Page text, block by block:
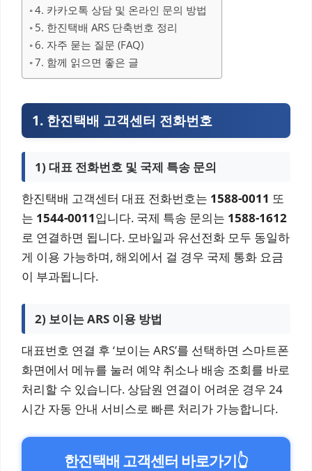
4. 카카오톡 상담 및 온라인 문의 방법
5. 한진택배 ARS 단축번호 정리
6. 자주 묻는 질문 (FAQ)
7. 함께 읽으면 좋은 글
1. 한진택배 고객센터 전화번호
1) 대표 전화번호 및 국제 특송 문의
한진택배 고객센터 대표 전화번호는 1588-0011 또
는 1544-0011입니다. 국제 특송 문의는 1588-1612
로 연결하면 됩니다. 모바일과 유선전화 모두 동일하
게 이용 가능하며, 해외에서 걸 경우 국제 통화 요금
이 부과됩니다.
2) 보이는 ARS 이용 방법
대표번호 연결 후 ‘보이는 ARS’를 선택하면 스마트폰
화면에서 메뉴를 눌러 예약 취소나 배송 조회를 바로
처리할 수 있습니다. 상담원 연결이 어려운 경우 24
시간 자동 안내 서비스로 빠른 처리가 가능합니다.
한진택배 고객센터 바로가기👆